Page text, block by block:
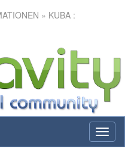
» KUBA :
toggle